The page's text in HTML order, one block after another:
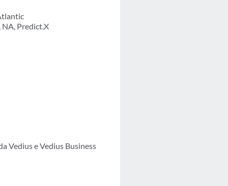
Predict.X
Vedius e Vedius Business